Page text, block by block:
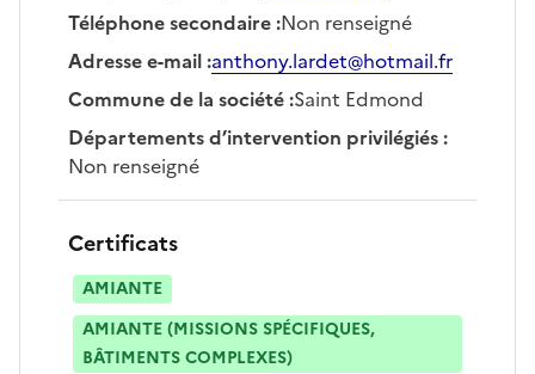
Téléphone secondaire:Non renseigné
Adresse e-mail:anthony.lardet@hotmail.fr
Commune de la société:Saint Edmond
Départements d’intervention privilégiés:
Non renseigné
Certificats
AMIANTE
AMIANTE (MISSIONS SPÉCIFIQUES,
BÂTIMENTS COMPLEXES)